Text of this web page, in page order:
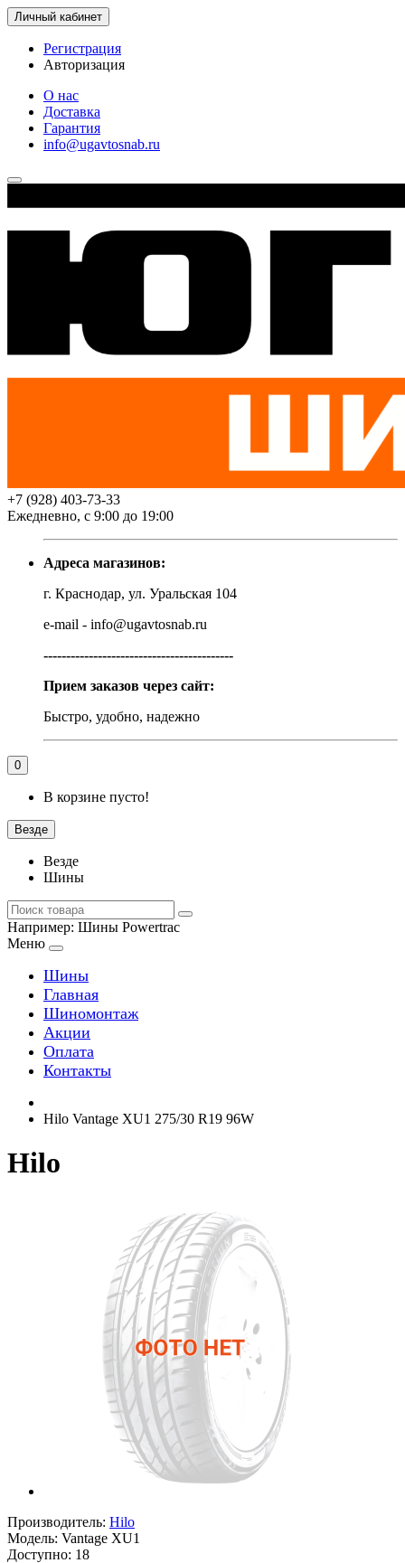
Личный кабинет
Регистрация
Авторизация
О нас
Доставка
Гарантия
info@ugavtosnab.ru
+7 (928) 403-73-33
Ежедневно, с 9:00 до 19:00
Адреса магазинов:
г. Краснодар, ул. Уральская 104
e-mail - info@ugavtosnab.ru
------------------------------------------
Прием заказов через сайт:
Быстро, удобно, надежно
0
В корзине пусто!
Везде
Везде
Шины
Например: Шины Powertrac
Меню
Шины
Главная
Шиномонтаж
Акции
Оплата
Контакты
Hilo Vantage XU1 275/30 R19 96W
Hilo
Производитель: Hilo
Модель: Vantage XU1
Доступно: 18